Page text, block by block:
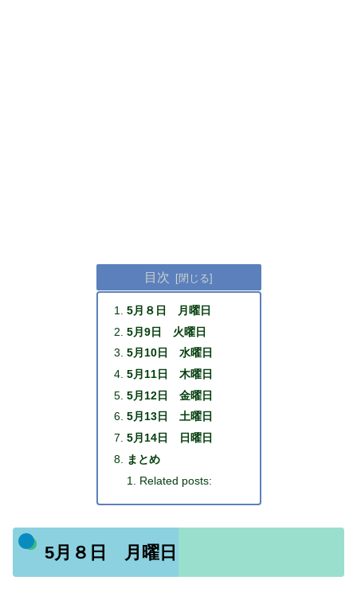
目次
5月８日 月曜日
5月9日 火曜日
5月10日 水曜日
5月11日 木曜日
5月12日 金曜日
5月13日 土曜日
5月14日 日曜日
まとめ
Related posts:
5月８日 月曜日